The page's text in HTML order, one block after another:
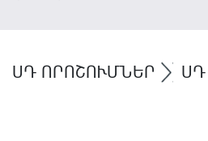
ՍԴ ՈՐՈՇՈՒՄՆԵՐ ՍԴ